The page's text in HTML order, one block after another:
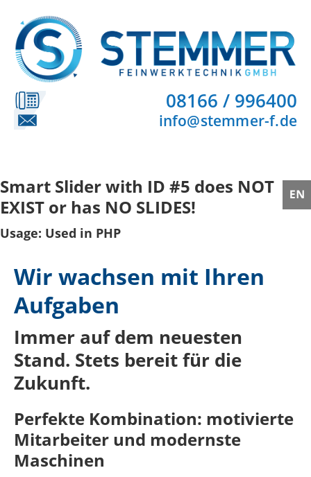
08166 / 996400
info@stemmer-f.de
Smart Slider with ID #5 does NOT
EXIST or has NO SLIDES!
Usage: Used in PHP
Wir wachsen mit Ihren
Aufgaben
Immer auf dem neuesten
Stand. Stets bereit für die
Zukunft.
Perfekte Kombination: motivierte
Mitarbeiter und modernste
Maschinen